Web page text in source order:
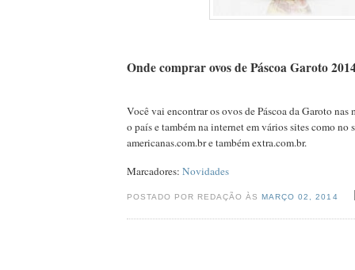
Onde comprar ovos de Páscoa Garoto
Você vai encontrar os ovos de Páscoa da Garoto nas
o país e também na internet em vários sites como no
americanas.com.br e também extra.com.br.
Marcadores: Novidades
POSTADO POR REDAÇÃO ÀSMARÇO 02, 2014